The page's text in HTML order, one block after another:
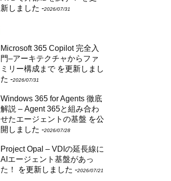
新しました -2026/07/31
Microsoft 365 Copilot 完全入
門–アーキテクチャからファ
ミリー構成までを更新しまし
た -2026/07/31
Windows 365 for Agents 徹底
解説 – Agent 365と組み合わ
せたエージェントの基盤 を公
開しました -2026/07/28
Project Opal – VDIの延長線に
AIエージェント基盤があっ
た！
を更新しました -2026/07/21